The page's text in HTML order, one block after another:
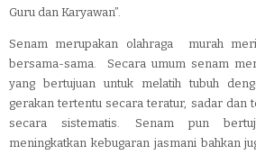
Guru dan Karyawan”.
Senam merupakan olahraga murah
bersama-sama. Secara umum senam
yang bertujuan untuk melatih tubuh
gerakan tertentu secara teratur, sadar dan
secara sistematis. Senam pun
meningkatkan kebugaran jasmani bahkan